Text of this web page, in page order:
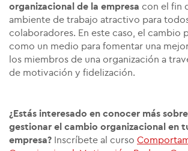
organizacional de la empresa con el fin
ambiente de trabajo atractivo para
colaboradores. En este caso, el cambio
como un medio para fomentar una
los miembros de una organización a
de motivación y fidelización.
¿Estás interesado en conocer más
gestionar el cambio organizacional en
empresa? Inscríbete al curso